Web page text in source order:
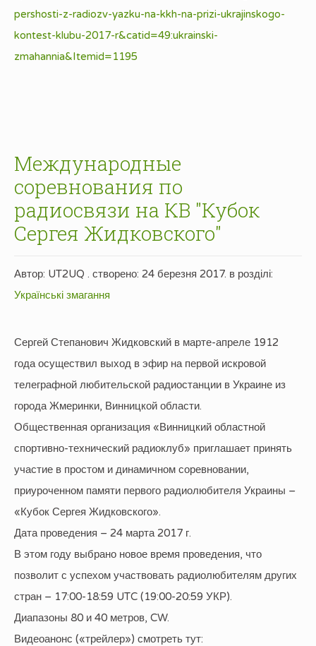
pershosti-z-radiozv-yazku-na-kkh-na-prizi-ukrajinskogo-
kontest-klubu-2017-r&catid=49:ukrainski-
zmahannia&Itemid=1195
Международные
соревнования по
радиосвязи на КВ "Кубок
Сергея Жидковского"
Автор: UT2UQ . створено: 24 березня 2017. в розділі:
Українські змагання
Сергей Степанович Жидковский в марте-апреле 1912
года осуществил выход в эфир на первой искровой
телеграфной любительской радиостанции в Украине из
города Жмеринки, Винницкой области.
Общественная организация «Винницкий областной
спортивно-технический радиоклуб» приглашает принять
участие в простом и динамичном соревновании,
приуроченном памяти первого радиолюбителя Украины –
«Кубок Сергея Жидковского».
Дата проведения – 24 марта 2017 г.
В этом году выбрано новое время проведения, что
позволит с успехом участвовать радиолюбителям других
стран – 17:00-18:59 UTC (19:00-20:59 УКР).
Диапазоны 80 и 40 метров, CW.
Видеоанонс («трейлер») смотреть тут: